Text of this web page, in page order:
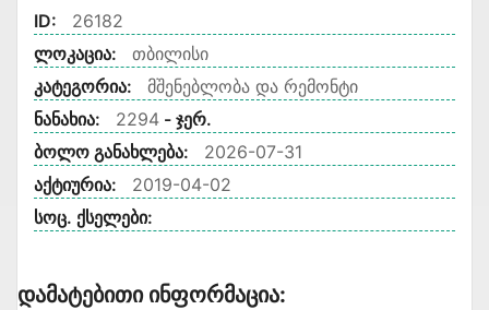
ID:
26182
ლოკაცია:
თბილისი
კატეგორია:
მშენებლობა და რემონტი
ნანახია:
2294 - ჯერ.
ბოლო განახლება:
2026-07-31
აქტიურია:
2019-04-02
სოც. ქსელები:
Დამატებითი Ინფორმაცია: